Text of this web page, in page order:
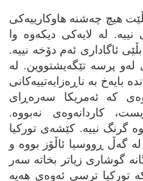
هیچ چه‌شنه‌ هاوکارییه‌کی
له‌ لایه‌کی دیکه‌وه‌ وا
ئاگاداری ئه‌م دۆخه‌ نییه‌.
له‌و پرسه‌ تێگه‌یشتووین. له‌
بایه‌خ به‌ ناڕه‌زایه‌تییه‌کانی
که‌ ئه‌مریکا سه‌ره‌ڕای
کاردانه‌وه‌ی نه‌بووه‌.
گرنگ نییه‌. کێشه‌ی تورکیا
له‌ گه‌ڵ ڕووسیا ئاڵۆز بووه‌ و
گوشاری زیاتر بخاته‌ سه‌ر
تورکیا ترسی ئه‌وه‌ی هه‌یه‌